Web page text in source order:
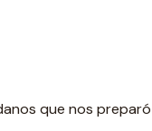
que nos